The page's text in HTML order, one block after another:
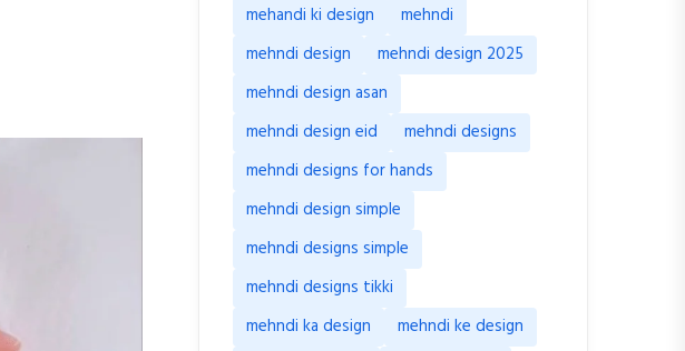
mehandi ki design
mehndi
mehndi design
mehndi design 2025
mehndi design asan
mehndi design eid
mehndi designs
mehndi designs for hands
mehndi design simple
mehndi designs simple
mehndi designs tikki
mehndi ka design
mehndi ke design